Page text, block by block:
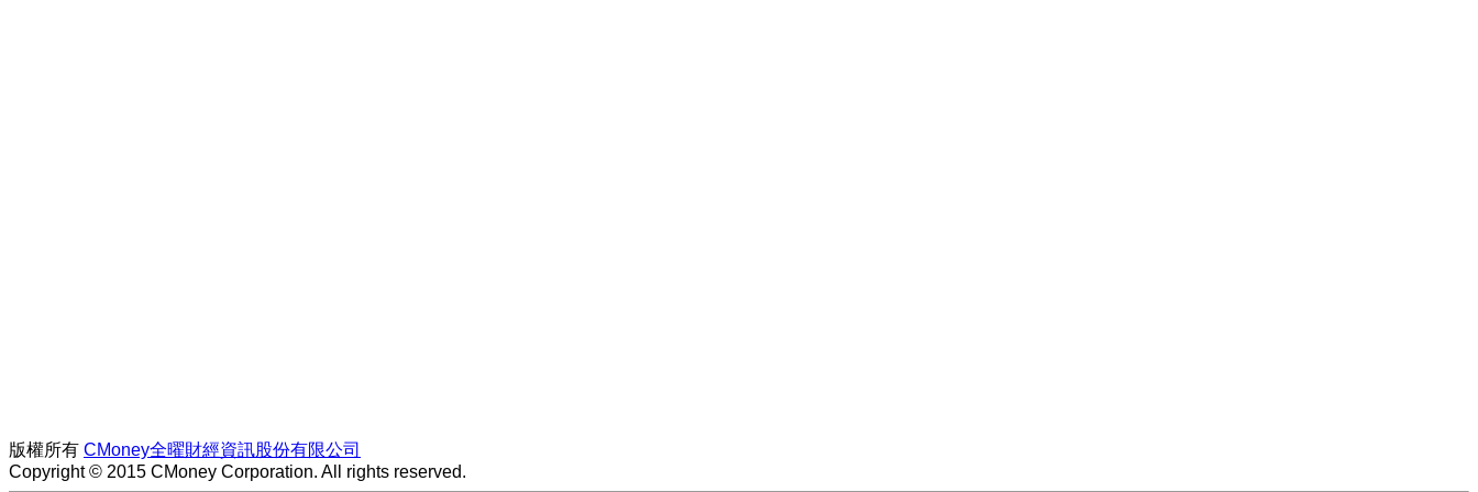
版權所有 CMoney全曜財經資訊股份有限公司
Copyright © 2015 CMoney Corporation. All rights reserved.